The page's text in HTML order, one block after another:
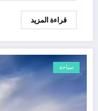
قراءة المزيد
سياحة